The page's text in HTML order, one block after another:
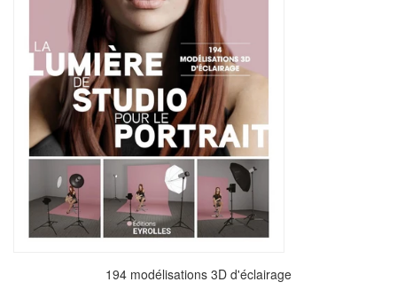
194 modélisations 3D d'éclairage